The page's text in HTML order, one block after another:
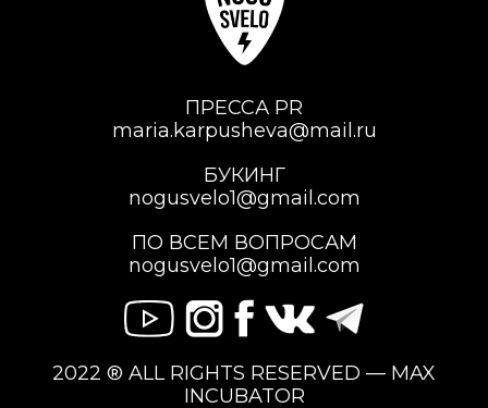
ПРЕССА PR
maria.karpusheva@mail.ru
БУКИНГ
nogusvelo1@gmail.com
ПО ВСЕМ ВОПРОСАМ
nogusvelo1@gmail.com
2022 ® ALL RIGHTS RESERVED — MAX
INCUBATOR